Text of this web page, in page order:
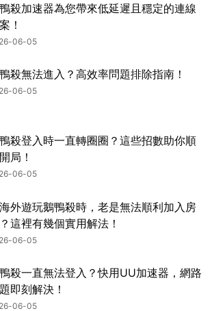
殺加速器為您帶來低延遲且穩定的連線
！
06-05
殺無法進入？高效率問題排除指南！
06-05
殺登入時一直轉圈圈？這些招數助你順
局！
06-05
外遊玩鵝鴨殺時，老是無法順利加入房
這裡有幾個實用解法！
06-05
殺一直無法登入？快用UU加速器，網路
即刻解決！
06-05